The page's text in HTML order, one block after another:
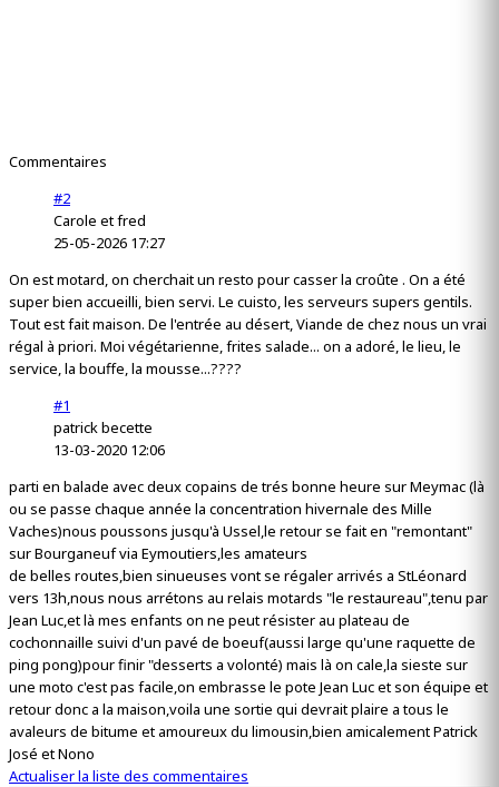
Commentaires
#2
Carole et fred
25-05-2026 17:27
On est motard, on cherchait un resto pour casser la croûte . On a été
super bien accueilli, bien servi. Le cuisto, les serveurs supers gentils.
Tout est fait maison. De l'entrée au désert, Viande de chez nous un vrai
régal à priori. Moi végétarienne, frites salade... on a adoré, le lieu, le
service, la bouffe, la mousse...????
#1
patrick becette
13-03-2020 12:06
parti en balade avec deux copains de trés bonne heure sur Meymac (là
ou se passe chaque année la concentration hivernale des Mille
Vaches)nous poussons jusqu'à Ussel,le retour se fait en "remontant"
sur Bourganeuf via Eymoutiers,les amateurs
de belles routes,bien sinueuses vont se régaler arrivés a StLéonard
vers 13h,nous nous arrétons au relais motards "le restaureau",tenu par
Jean Luc,et là mes enfants on ne peut résister au plateau de
cochonnaille suivi d'un pavé de boeuf(aussi large qu'une raquette de
ping pong)pour finir "desserts a volonté) mais là on cale,la sieste sur
une moto c'est pas facile,on embrasse le pote Jean Luc et son équipe et
retour donc a la maison,voila une sortie qui devrait plaire a tous le
avaleurs de bitume et amoureux du limousin,bien amicalement Patrick
José et Nono
Actualiser la liste des commentaires